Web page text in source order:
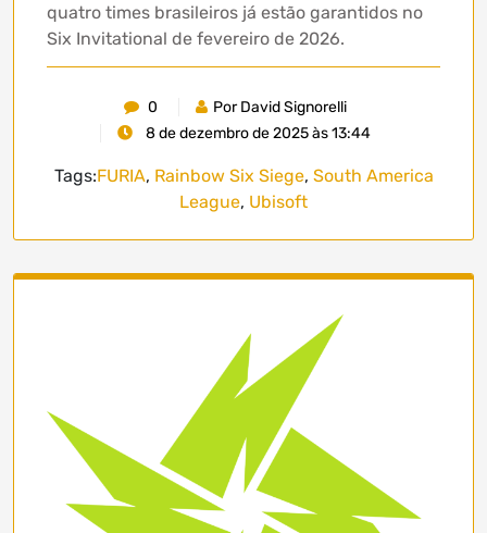
quatro times brasileiros já estão garantidos no
Six Invitational de fevereiro de 2026.
0
Por David Signorelli
8 de dezembro de 2025 às 13:44
Tags:FURIA, Rainbow Six Siege, South America
League, Ubisoft